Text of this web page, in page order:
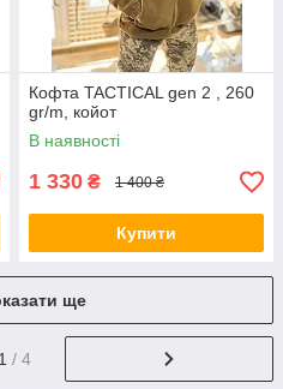
Кофта TACTICAL gen 2 , 260
gr/m, койот
В наявності
1 330 ₴ 1 400 ₴
Купити
ще
1 / 4